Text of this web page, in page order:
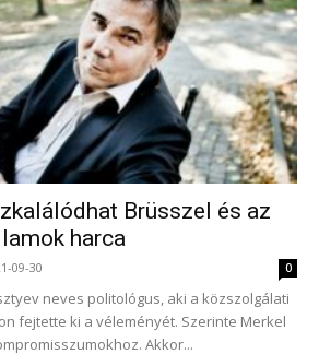
Brüsszel és az
harca
09-30 0
neves politológus, aki a közszolgálati
fejtette ki a véleményét. Szerinte Merkel
Akkor...